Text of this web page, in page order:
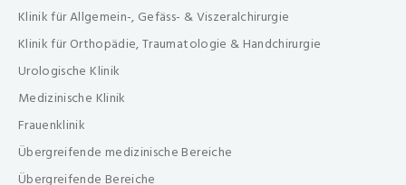
Klinik für Allgemein-, Gefäss- & Viszeralchirurgie
Klinik für Orthopädie, Traumatologie & Handchirurgie
Urologische Klinik
Medizinische Klinik
Frauenklinik
Übergreifende medizinische Bereiche
Übergreifende Bereiche